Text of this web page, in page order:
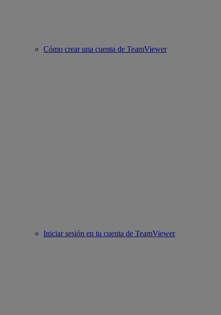
Cómo crear una cuenta de TeamViewer
Iniciar sesión en tu cuenta de TeamViewer